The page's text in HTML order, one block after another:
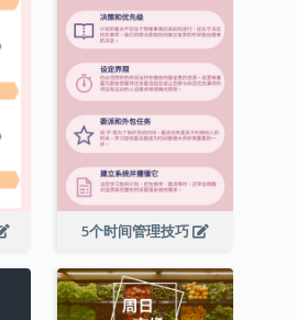
5个时间管理技巧